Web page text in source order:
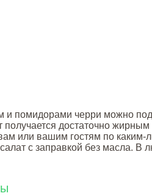
и помидорами черри можно
достаточно
или вашим гостям по
с заправкой без масла. В